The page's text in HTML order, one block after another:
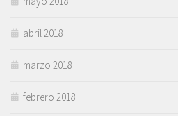
abril 2018
marzo 2018
febrero 2018